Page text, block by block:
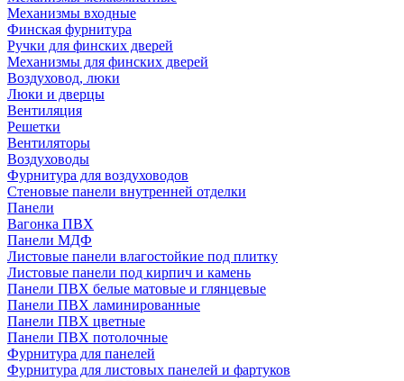
Механизмы входные
Финская фурнитура
Ручки для финских дверей
Механизмы для финских дверей
Воздуховод, люки
Люки и дверцы
Вентиляция
Решетки
Вентиляторы
Воздуховоды
Фурнитура для воздуховодов
Стеновые панели внутренней отделки
Панели
Вагонка ПВХ
Панели МДФ
Листовые панели влагостойкие под плитку
Листовые панели под кирпич и камень
Панели ПВХ белые матовые и глянцевые
Панели ПВХ ламинированные
Панели ПВХ цветные
Панели ПВХ потолочные
Фурнитура для панелей
Фурнитура для листовых панелей и фартуков